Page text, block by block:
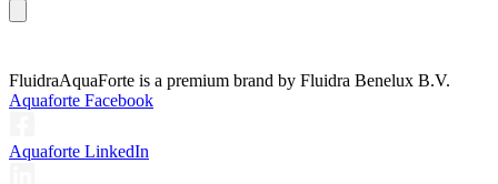
FluidraAquaForte is a premium brand by Fluidra Benelux B.V.
Aquaforte Facebook
Aquaforte LinkedIn